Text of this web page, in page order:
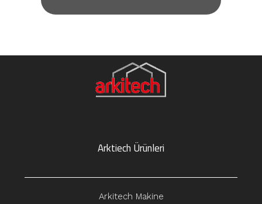
Arktiech Ürünleri
Arkitech Makine